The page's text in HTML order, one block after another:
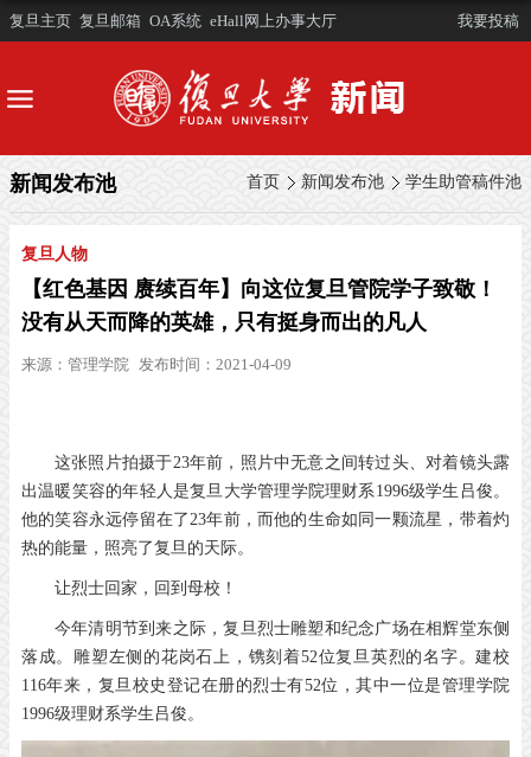
复旦主页 复旦邮箱 OA系统 eHall网上办事大厅 我要投稿
首页 新闻发布池 学生助管稿件池
新闻发布池
复旦人物
【红色基因 赓续百年】向这位复旦管院学子致敬！
没有从天而降的英雄，只有挺身而出的凡人
来源： 管理学院 发布时间：2021-04-09
这张照片拍摄于23年前，照片中无意之间转过头、对着镜头露
出温暖笑容的年轻人是复旦大学管理学院理财系1996级学生吕俊。
他的笑容永远停留在了23年前，而他的生命如同一颗流星，带着灼
热的能量，照亮了复旦的天际。
让烈士回家，回到母校！
今年清明节到来之际，复旦烈士雕塑和纪念广场在相辉堂东侧
落成。
雕塑左侧的花岗石上，镌刻着52位复旦英烈的名字。建校
116年来，复旦校史登记在册的烈士有52位，其中一位是管理学院
1996级理财系学生吕俊。